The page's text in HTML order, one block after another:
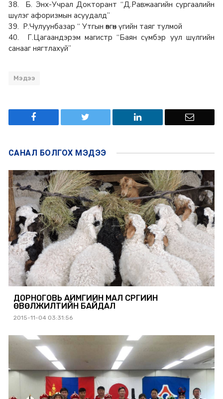
38. Б. Энх-Учрал Докторант “Д.Равжаагийн сургаалийн
шүлэг афоризмын асуудалд”
39. Р.Чулуунбазар “ Утгын өвгөн үгийн таяг тулмой
40. Г.Цагаандэрэм магистр “Баян сүмбэр уул шүлгийн
санааг нягтлахуй”
Мэдээ
САНАЛ БОЛГОХ МЭДЭЭ
ДОРНОГОВЬ АЙМГИЙН МАЛ СҮРГИЙН
ӨВӨЛЖИЛТИЙН БАЙДАЛ
2015-11-04 03:31:56